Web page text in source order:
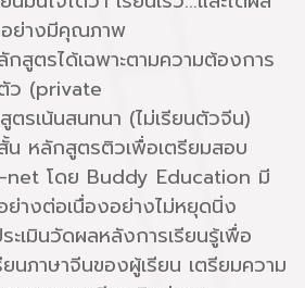
ย่างมีคุณภาพ
สูตรได้เฉพาะตามความต้องการ
ว (private
รเน้นสนทนา (ไม่เรียนตัวจีน)
น หลักสูตรติวเพื่อเตรียมสอบ
โดย Buddy Education มี
างต่อเนื่องอย่างไม่หยุดนิ่ง
ะเมินวัดผลหลังการเรียนรู้เพื่อ
ยนภาษาจีนของผู้เรียน เตรียมความ